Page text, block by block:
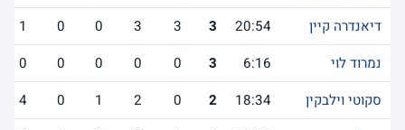
דיאנדרה קיין
20:54
3
3
3
0
0
1
נמרוד לוי
6:16
3
0
0
0
0
0
סקוטי וילבקין
18:34
2
0
2
1
0
4